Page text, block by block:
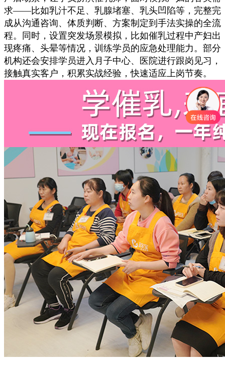
求——比如乳汁不足、乳腺堵塞、乳头凹陷等，完整完
成从沟通咨询、体质判断、方案制定到手法实操的全流
程。同时，设置突发场景模拟，比如催乳过程中产妇出
现疼痛、头晕等情况，训练学员的应急处理能力。部分
机构还会安排学员进入月子中心、医院进行跟岗见习，
接触真实客户，积累实战经验，快速适应上岗节奏。